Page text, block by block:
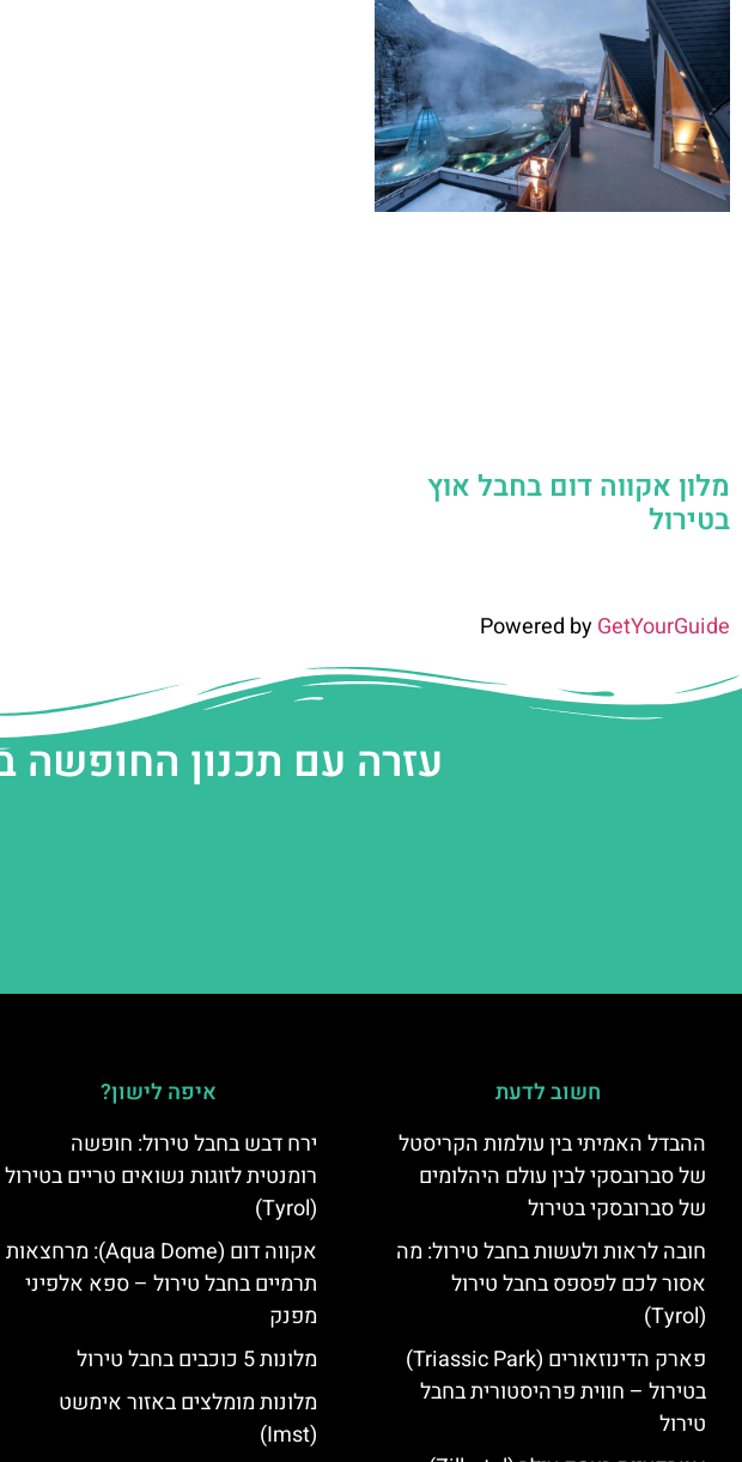
מלון אקווה דום בחבל אוץ
בטירול
Powered byGetYourGuide
עזרה עם תכנון החופשה
חשוב לדעת
ההבדל האמיתי בין עולמות הקריסטל
של סברובסקי לבין עולם היהלומים
של סברובסקי בטירול
חובה לראות ולעשות בחבל טירול: מה
אסור לכם לפספס בחבל טירול
(Tyrol)
פארק הדינוזאורים (Triassic Park)
בטירול – חווית פרהיסטורית בחבל
טירול
איפה לישון?
ירח דבש בחבל טירול: חופשה
רומנטית לזוגות נשואים טריים בטירול
(Tyrol)
אקווה דום (Aqua Dome): מרחצאות
תרמיים בחבל טירול – ספא אלפיני
מפנק
מלונות 5 כוכבים בחבל טירול
מלונות מומלצים באזור אימשט
(Imst)